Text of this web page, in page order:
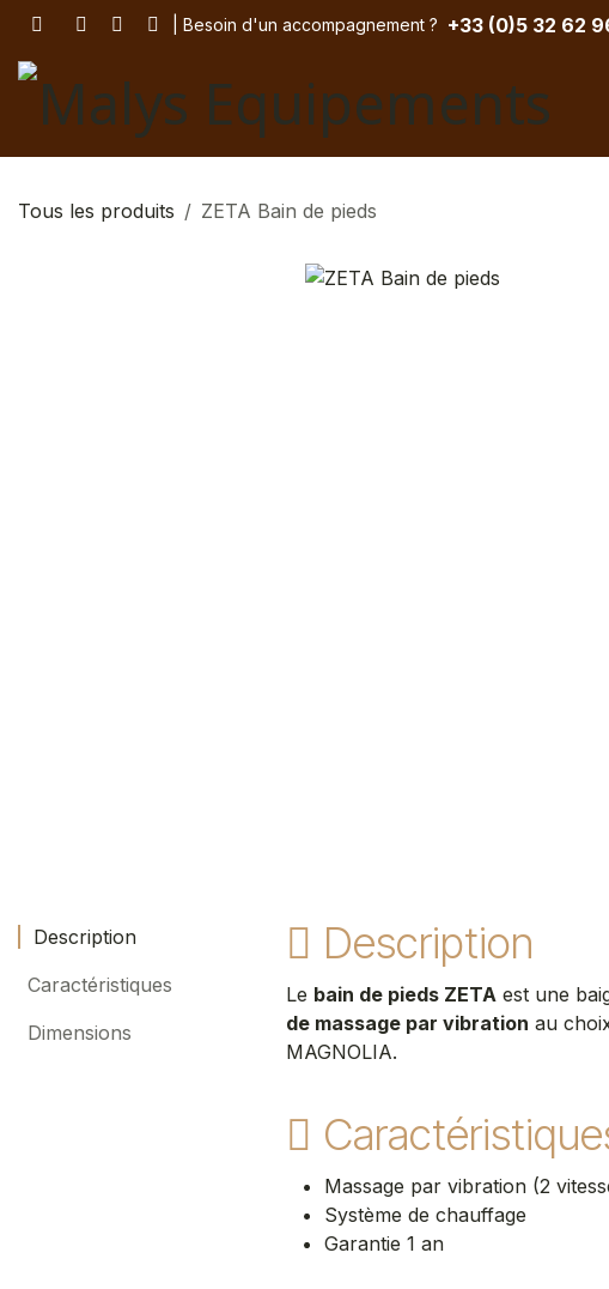
Se rendre au contenu| Besoin d'un accompagnement ? ​ +33 (0)5 32 62
Tous les produits ZETA Bain de pieds
Description
Caractéristiques
Dimensions
Description
Le bain de pieds ZETA est une
de massage par vibration au
MAGNOLIA.
Massage par vibration (2
Système de chauffage
Garantie 1 an